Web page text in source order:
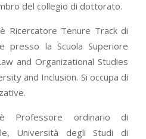
del collegio di dottorato.
è Ricercatore Tenure Track di
presso la Scuola Superiore
and Organizational Studies
and Inclusion. Si occupa di
Professore ordinario di
Università degli Studi di